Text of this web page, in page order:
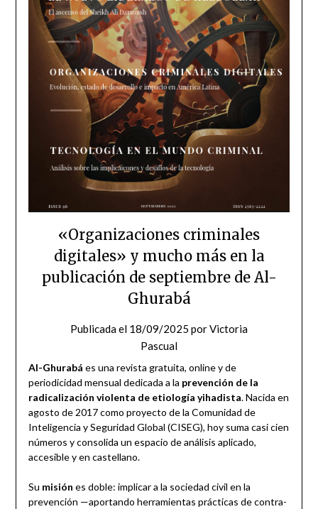
«Organizaciones criminales
digitales» y mucho más en la
publicación de septiembre de Al-
Ghurabá
Publicada el 18/09/2025 porVictoria
Pascual
Al-Ghurabá es una revista gratuita, online y de
periodicidad mensual dedicada a la prevención de la
radicalización violenta de etiología yihadista. Nacida en
agosto de 2017 como proyecto de la Comunidad de
Inteligencia y Seguridad Global (CISEG), hoy suma casi cien
números y consolida un espacio de análisis aplicado,
accesible y en castellano.
Su misión es doble: implicar a la sociedad civil en la
prevención —aportando herramientas prácticas de contra-